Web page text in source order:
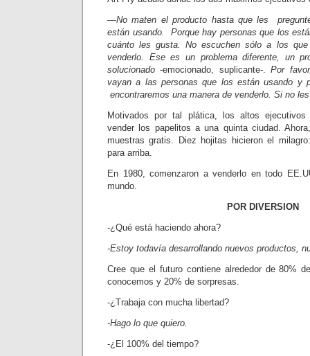
—No maten el producto hasta que les
están usando. Porque hay personas que los
cuánto les gusta. No escuchen sólo a los
venderlo. Ese es un problema diferente, un
solucionado -emocionado, suplicante-.Por
vayan a las personas que los están usando y
encontraremos una manera de venderlo. Si no
Motivados por tal plática, los altos
vender los papelitos a una quinta ciudad.
muestras gratis. Diez hojitas hicieron el
para arriba.
En 1980, comenzaron a venderlo en todo
mundo.
POR DIVERSION
-¿Qué está haciendo ahora?
-Estoy todavía desarrollando nuevos productos,
Cree que el futuro contiene alrededor de 80%
conocemos y 20% de sorpresas.
-¿Trabaja con mucha libertad?
-Hago lo que quiero.
-¿El 100% del tiempo?